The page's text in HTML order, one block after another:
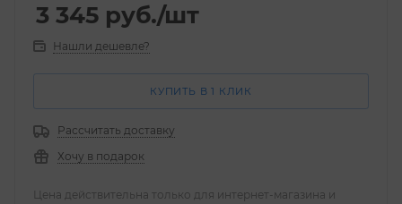
3 345 руб./шт
Нашли дешевле?
КУПИТЬ В 1 КЛИК
Рассчитать доставку
Хочу в подарок
Цена действительна только для интернет-магазина и